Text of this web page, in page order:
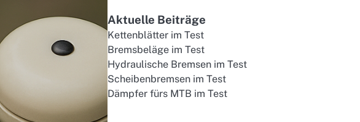
Aktuelle Beiträge
Kettenblätter im Test
Bremsbeläge im Test
Hydraulische Bremsen im Test
Scheibenbremsen im Test
Dämpfer fürs MTB im Test